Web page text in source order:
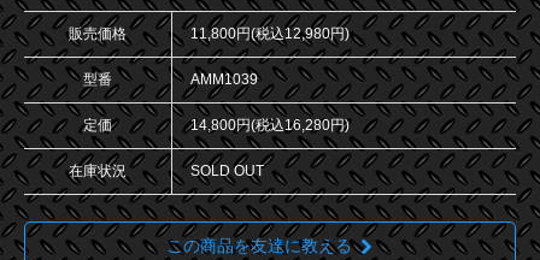
販売価格 11,800円(税込12,980円)
型番 AMM1039
定価 14,800円(税込16,280円)
在庫状況 SOLD OUT
この商品を友達に教える